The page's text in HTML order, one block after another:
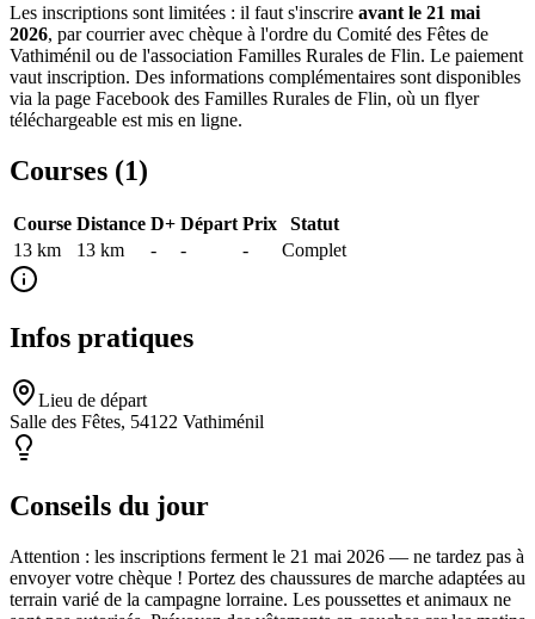
Les inscriptions sont limitées : il faut s'inscrire avant le 21 mai
2026, par courrier avec chèque à l'ordre du Comité des Fêtes de
Vathiménil ou de l'association Familles Rurales de Flin. Le paiement
vaut inscription. Des informations complémentaires sont disponibles
via la page Facebook des Familles Rurales de Flin, où un flyer
téléchargeable est mis en ligne.
Courses (1)
Course Distance D+ Départ Prix
Statut
13 km
13 km - - - Complet
Infos pratiques
Lieu de départ
Salle des Fêtes, 54122 Vathiménil
Conseils du jour
Attention : les inscriptions ferment le 21 mai 2026 — ne tardez pas à
envoyer votre chèque ! Portez des chaussures de marche adaptées au
terrain varié de la campagne lorraine. Les poussettes et animaux ne